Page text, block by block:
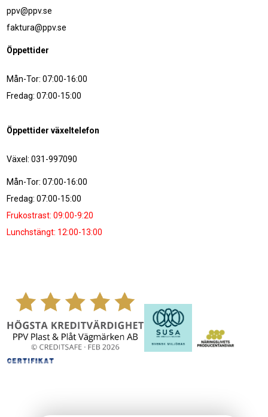
ppv@ppv.se
faktura@ppv.se
Öppettider
Mån-Tor: 07:00-16:00
Fredag: 07:00-15:00
Öppettider växeltelefon
Växel: 031-997090
Mån-Tor: 07:00-16:00
Fredag: 07:00-15:00
Frukostrast: 09:00-9:20
Lunchstängt: 12:00-13:00